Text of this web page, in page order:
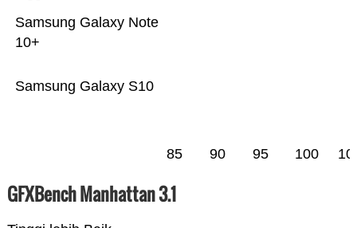
Samsung Galaxy S10
Samsung Galaxy Note
10+
85 90 95 100
GFXBench Manhattan 3.1